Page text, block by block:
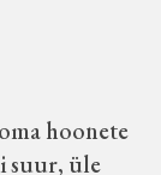
hoonete
suur, üle